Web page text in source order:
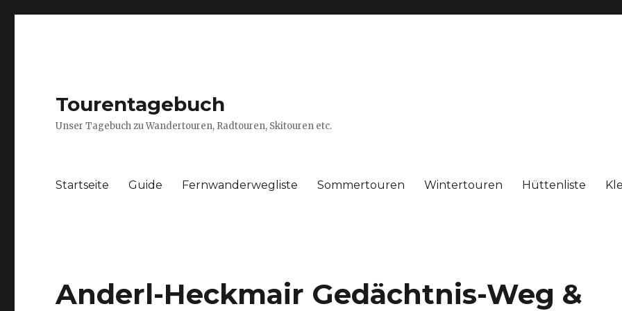
Tourentagebuch
Unser Tagebuch zu Wandertouren, Radtouren, Skitouren etc.
Startseite Guide Fernwanderwegliste Sommertouren Wintertouren Hüttenliste
Anderl-Heckmair Gedächtnis-Weg &